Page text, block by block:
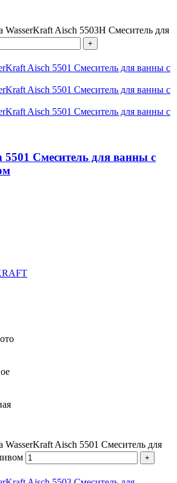
WasserKraft Aisch 5503H Смеситель для
5501 Смеситель для ванны с
WasserKraft Aisch 5501 Смеситель для